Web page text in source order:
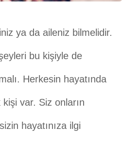
ya da aileniz bilmelidir.
bu kişiyle de
Herkesin hayatında
var. Siz onların
hayatınıza ilgi